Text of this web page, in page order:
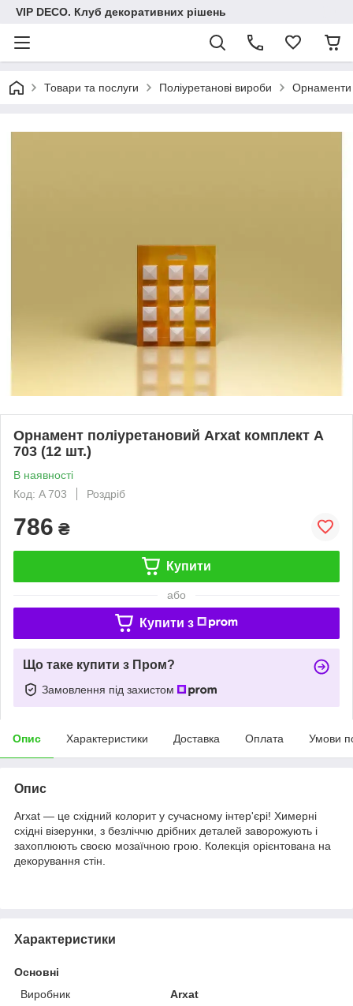
VIP DECO. Клуб декоративних рішень
Товари та послуги Поліуретанові вироби Орнаменти
Орнамент поліуретановий Arxat комплект A
703 (12 шт.)
В наявності
Код: A 703
Роздріб
786 ₴
Купити
або
Купити з
Що таке купити з Пром?
Замовлення під захистом
Опис Характеристики Доставка Оплата Умови
Опис
Arxat — це східний колорит у сучасному інтер'єрі! Химерні
східні візерунки, з безліччю дрібних деталей заворожують і
захоплюють своєю мозаїчною грою. Колекція орієнтована на
декорування стін.
Характеристики
Основні
Виробник
Arxat